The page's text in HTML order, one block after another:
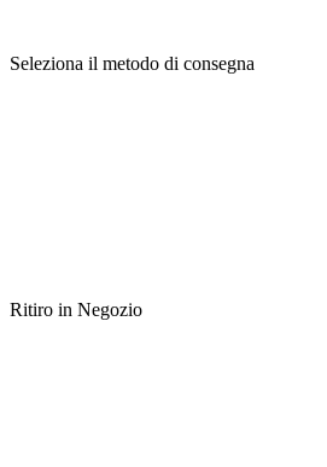
Seleziona il metodo di consegna
Ritiro in Negozio